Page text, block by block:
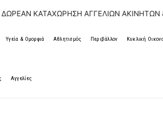
ΑΓΓΕΛΙΩΝ ΑΚΙΝΗΤΩΝ &
Υγεία & Ομορφιά Αθλητισμός Περιβάλλον Κυκλική
Αγγελίες